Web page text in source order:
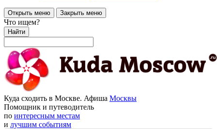
Открыть меню Закрыть меню
Что ищем?
Найти
Куда сходить в Москве. Афиша Москвы
Помощник и путеводитель
по интересным местам
и лучшим событиям